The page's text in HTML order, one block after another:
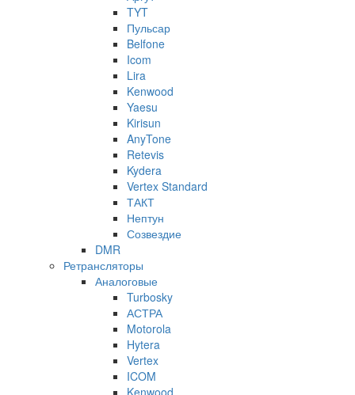
TYT
Пульсар
Belfone
Icom
Lira
Kenwood
Yaesu
Kirisun
AnyTone
Retevis
Kydera
Vertex Standard
ТАКТ
Нептун
Созвездие
DMR
Ретрансляторы
Аналоговые
Turbosky
АСТРА
Motorola
Hytera
Vertex
ICOM
Kenwood